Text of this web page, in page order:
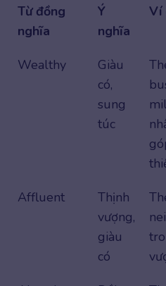
Từ đồng
nghĩa
Ý
nghĩa
Ví
Wealthy
Giàu
có,
sung
túc
Affluent
Thịnh
vượng,
giàu
có